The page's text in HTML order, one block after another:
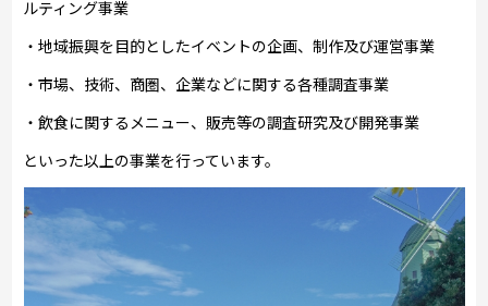
ルティング事業
・地域振興を目的としたイベントの企画、制作及び運営事業
・市場、技術、商圏、企業などに関する各種調査事業
・飲食に関するメニュー、販売等の調査研究及び開発事業
といった以上の事業を行っています。